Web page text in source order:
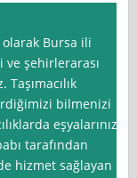
Bursa ili
şehirlerarası
bilmenizi
eşyalarınız
tarafından
hizmet sağlayan